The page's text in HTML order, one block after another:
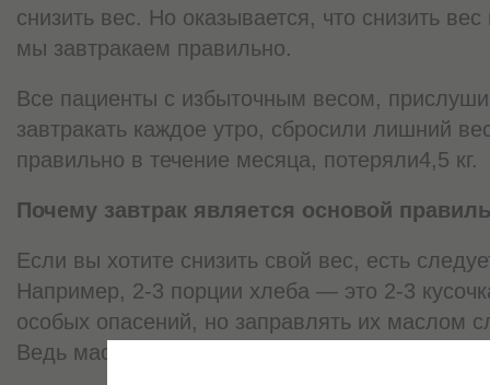
снизить вес. Но оказывается, что снизить
мы завтракаем правильно.
Все пациенты с избыточным весом,
завтракать каждое утро, сбросили лишний
правильно в течение месяца, потеряли4,5 кг.
Почему завтрак является основой
Если вы хотите снизить свой вес, есть
Например, 2-3 порции хлеба — это 2-3
особых опасений, но заправлять их маслом
Ведь масло относится к жирам. А их